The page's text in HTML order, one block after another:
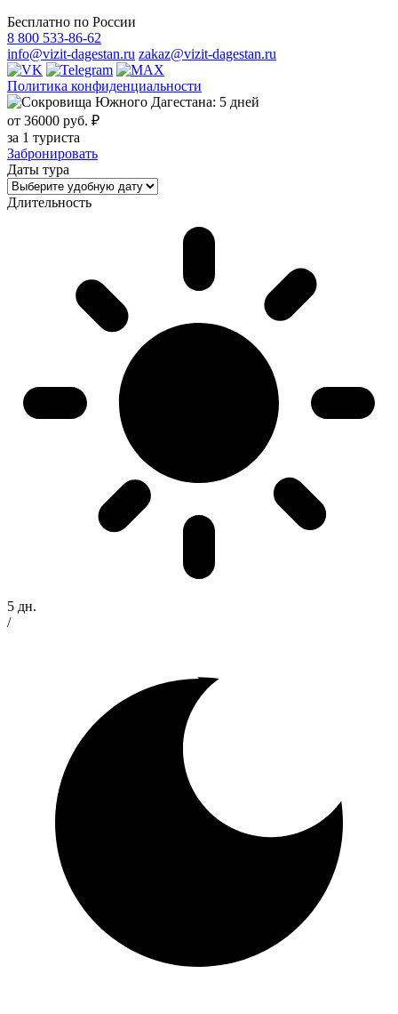
Бесплатно по России
8 800 533-86-62
info@vizit-dagestan.ru zakaz@vizit-dagestan.ru
Политика конфиденциальности
от 36000 руб. ₽
за 1 туриста
Забронировать
Даты тура
Длительность
5 дн.
/